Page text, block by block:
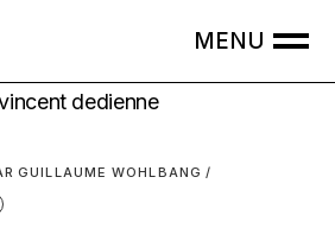
GUILLAUME WOHLBANG